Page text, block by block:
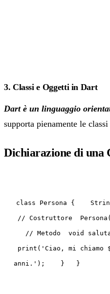
3. Classi e Oggetti in Dart
Dart è un linguaggio
supporta pienamente le
Dichiarazione di una
class Persona {
// Costruttore
// Metodo void
print('Ciao, mi chiamo
anni.'); } }